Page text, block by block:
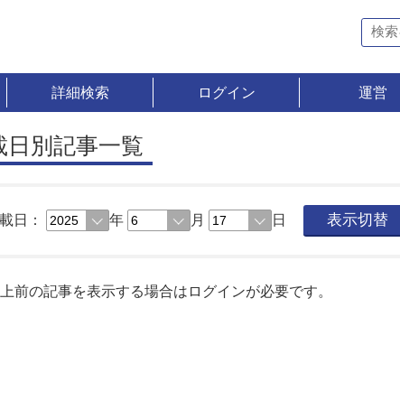
詳細検索 ログイン 運営
日別記事一覧
日： 年 月 日 表示切替
前の記事を表示する場合はログインが必要です。